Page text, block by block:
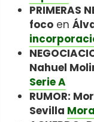
PRIMERAS
foco en
Nahuel
Serie A
RUMOR:
Sevilla